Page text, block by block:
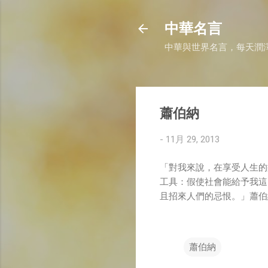
中華名言
中華與世界名言，每天潤
蕭伯納
- 11月 29, 2013
「對我來說，在享受人生
工具：假使社會能給予我
且招來人們的忌恨。」蕭
蕭伯納